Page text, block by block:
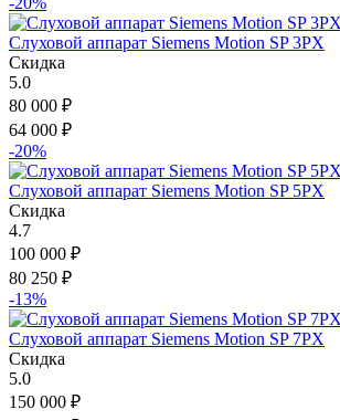
Слуховой аппарат Siemens Motion SP 3PX
Скидка
5.0
80 000 ₽
64 000 ₽
-20%
Слуховой аппарат Siemens Motion SP 5PX
Скидка
4.7
100 000 ₽
80 250 ₽
-13%
Слуховой аппарат Siemens Motion SP 7PX
Скидка
5.0
150 000 ₽